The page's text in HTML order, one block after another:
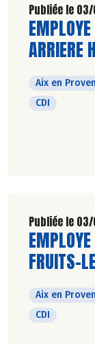
Publiée le
ARRIERE
Aix en
CDI
Publiée le
FRUITS-
Aix en
CDI